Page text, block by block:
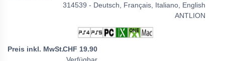
314539 - Deutsch, Français, Italiano, English
ANTLION
CHF 19.90